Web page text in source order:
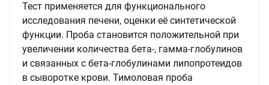
Тест применяется для функционального
исследования печени, оценки её синтетической
функции. Проба становится положительной при
увеличении количества бета-, гамма-глобулинов
и связанных с бета-глобулинами липопротеидов
в сыворотке крови. Тимоловая проба